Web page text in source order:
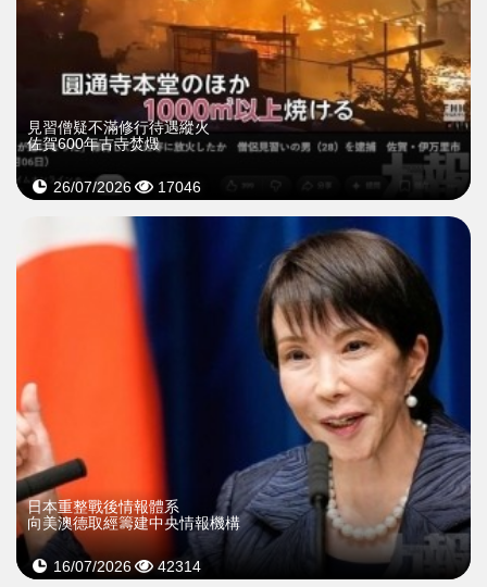
見習僧疑不滿修行待遇縱火
佐賀600年古寺焚燬
26/07/2026 17046
日本重整戰後情報體系
向美澳德取經籌建中央情報機構
16/07/2026 42314